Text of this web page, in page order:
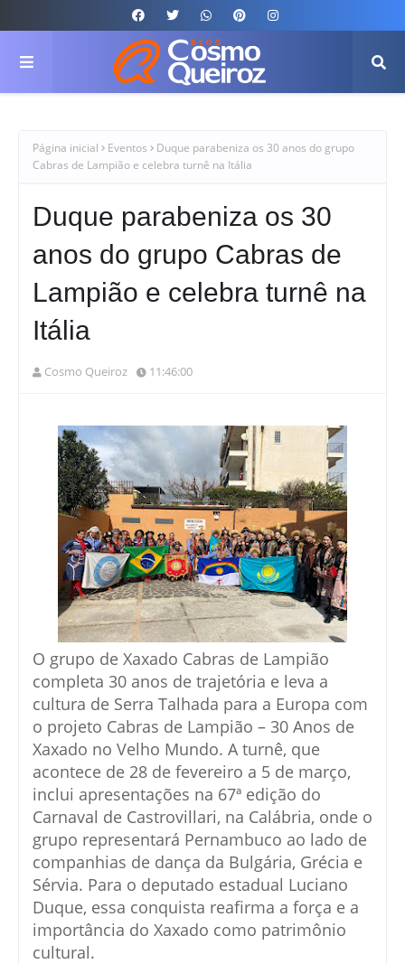
Página inicial Eventos
Duque parabeniza os 30 anos do grupo
Cabras de Lampião e celebra turnê na Itália
Duque parabeniza os 30
anos do grupo Cabras de
Lampião e celebra turnê na
Itália
Cosmo Queiroz 11:46:00
O grupo de Xaxado Cabras de Lampião
completa 30 anos de trajetória e leva a
cultura de Serra Talhada para a Europa com
o projeto Cabras de Lampião – 30 Anos de
Xaxado no Velho Mundo. A turnê, que
acontece de 28 de fevereiro a 5 de março,
inclui apresentações na 67ª edição do
Carnaval de Castrovillari, na Calábria, onde o
grupo representará Pernambuco ao lado de
companhias de dança da Bulgária, Grécia e
Sérvia. Para o deputado estadual Luciano
Duque, essa conquista reafirma a força e a
importância do Xaxado como patrimônio
cultural.